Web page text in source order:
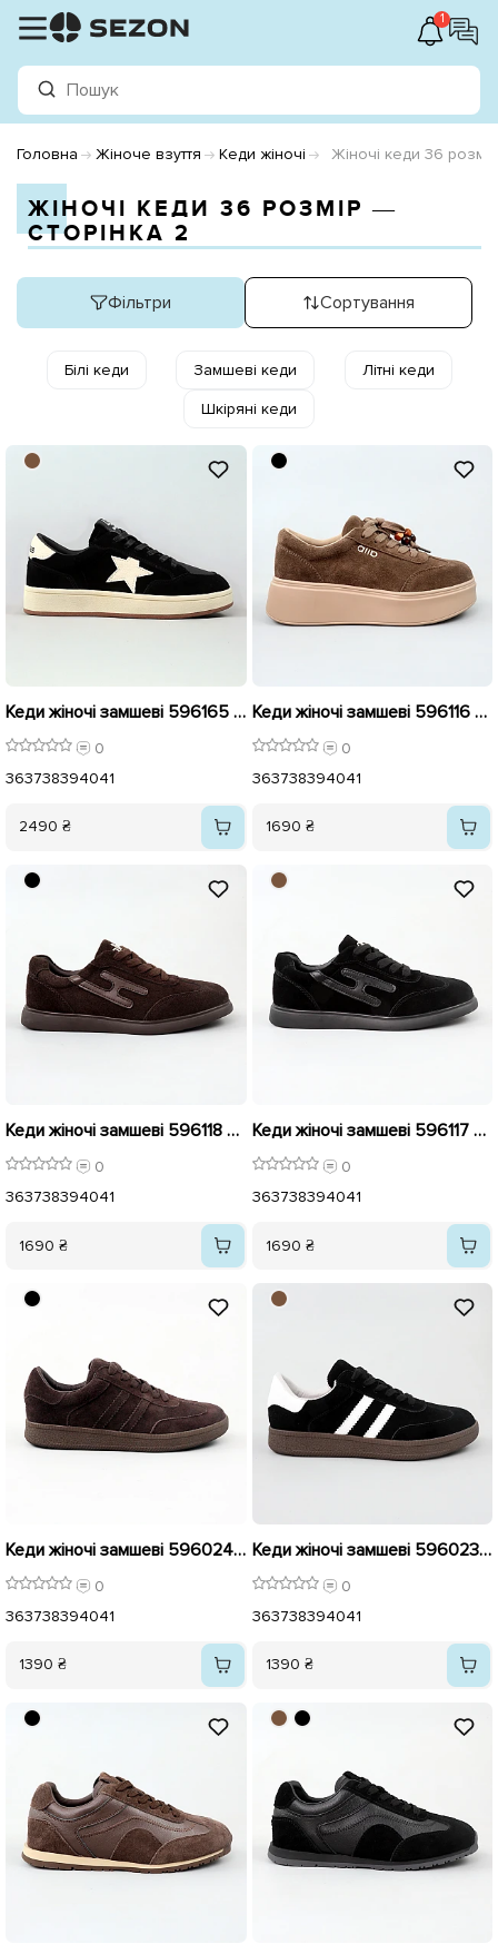
1
Головна Жіноче взуття Кеди жіночі Жіночі кеди 36 розмір
ЖІНОЧІ КЕДИ 36 РОЗМІР ―
СТОРІНКА 2
Фільтри Сортування
Білі кеди Замшеві кеди Літні кеди
Шкіряні кеди
Кеди жіночі замшеві 596165 Чорні
0
363738394041
2490 ₴
Кеди жіночі замшеві 596116 Бежеві
0
363738394041
1690 ₴
Кеди жіночі замшеві 596118 Коричневі
0
363738394041
1690 ₴
Кеди жіночі замшеві 596117 Чорні
0
363738394041
1690 ₴
Кеди жіночі замшеві 596024 Шоколад
0
363738394041
1390 ₴
Кеди жіночі замшеві 596023 Чорні
0
363738394041
1390 ₴